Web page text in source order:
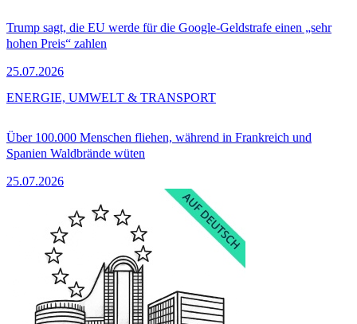
Trump sagt, die EU werde für die Google-Geldstrafe einen „sehr
hohen Preis“ zahlen
25.07.2026
Über 100.000 Menschen fliehen, während in Frankreich und
Spanien Waldbrände wüten
25.07.2026
ENERGIE, UMWELT & TRANSPORT